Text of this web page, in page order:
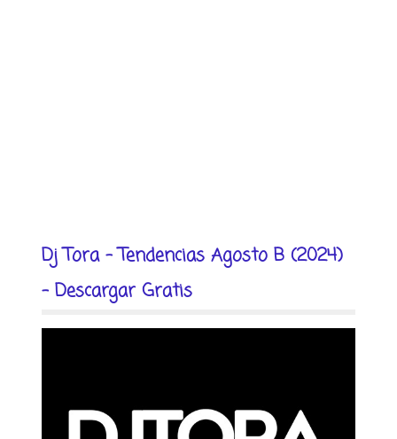
Dj Tora - Tendencias Agosto B (2024)
- Descargar Gratis